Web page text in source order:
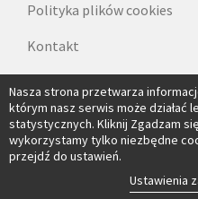
Nasza strona przetwarza
którym nasz serwis może działać
statystycznych. Kliknij Zgadzam
wykorzystamy tylko niezbędne
przejdź do ustawień.
Ustawienia
Polityka plików cookies
Kontakt